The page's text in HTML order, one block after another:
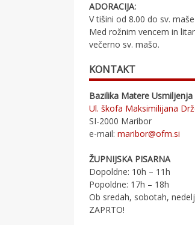
ADORACIJA:
V tišini od 8.00 do sv.
Med rožnim vencem in
večerno sv. mašo.
KONTAKT
Bazilika Matere Usmiljenja
Ul. škofa Maksimilijana
SI-2000 Maribor
e-mail:maribor@ofm.si
ŽUPNIJSKA PISARNA
Dopoldne: 10h – 11h
Popoldne: 17h – 18h
Ob sredah, sobotah,
ZAPRTO!